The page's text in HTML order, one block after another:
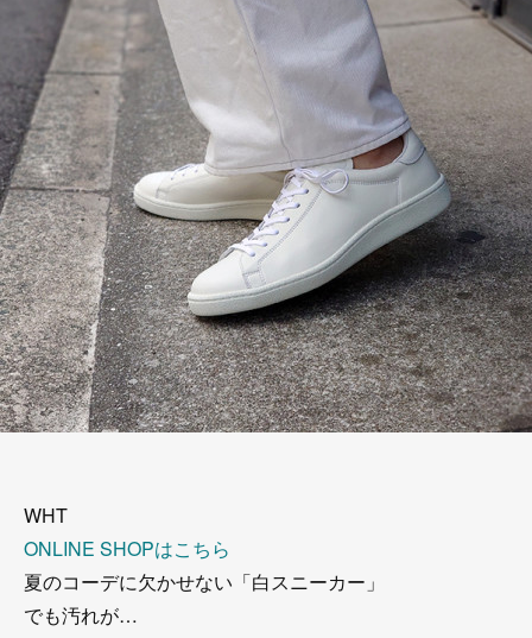
WHT
ONLINE SHOPはこちら
夏のコーデに欠かせない「白スニーカー」
でも汚れが…